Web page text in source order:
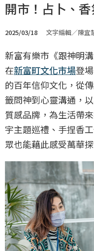
開市！占卜、
2025/03/18 文字編輯／陳宜
新富有樂市《跟神明
在新富町文化市場登
的百年信仰文化，從
籤問神到心靈溝通，
質感品牌，為生活帶
宇主題巡禮、手捏香
眾也能藉此感受萬華